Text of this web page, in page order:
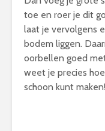
toe en roer je dit
laat je vervolgens
bodem liggen.
oorbellen goed
weet je precies
schoon kunt maken!